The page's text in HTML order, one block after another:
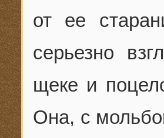
от ее
серьезно
щеке и
Она, с